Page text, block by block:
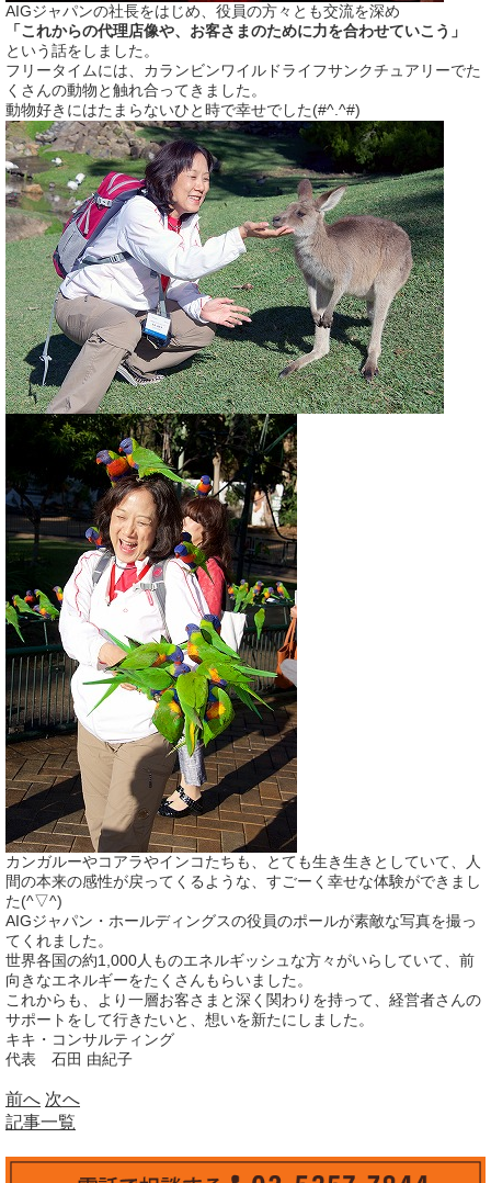
AIGジャパンの社長をはじめ、役員の方々とも交流を深め
「これからの代理店像や、お客さまのために力を合わせていこう」
という話をしました。
フリータイムには、カランビンワイルドライフサンクチュアリーでた
くさんの動物と触れ合ってきました。
動物好きにはたまらないひと時で幸せでした(#^.^#)
カンガルーやコアラやインコたちも、とても生き生きとしていて、人
間の本来の感性が戻ってくるような、すごーく幸せな体験ができまし
た(^▽^)
AIGジャパン・ホールディングスの役員のポールが素敵な写真を撮っ
てくれました。
世界各国の約1,000人ものエネルギッシュな方々がいらしていて、前
向きなエネルギーをたくさんもらいました。
これからも、より一層お客さまと深く関わりを持って、経営者さんの
サポートをして行きたいと、想いを新たにしました。
キキ・コンサルティング
代表 石田 由紀子
前へ 次へ
記事一覧